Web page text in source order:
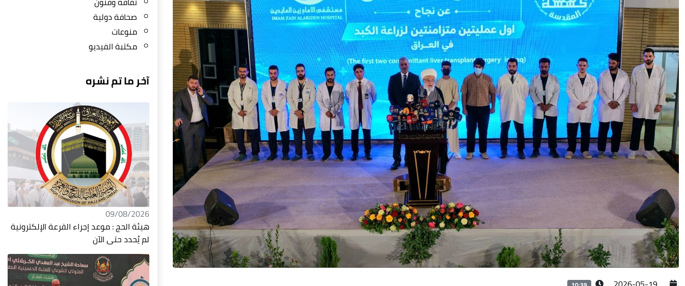
صحافة دولية
منوعات
مكتبة الفيديو
آخر ما تم نشره
09/08/2026
هيئة الحج : موعد إجراء القرعة الإلكترونية
لم يُحدد حتى الآن